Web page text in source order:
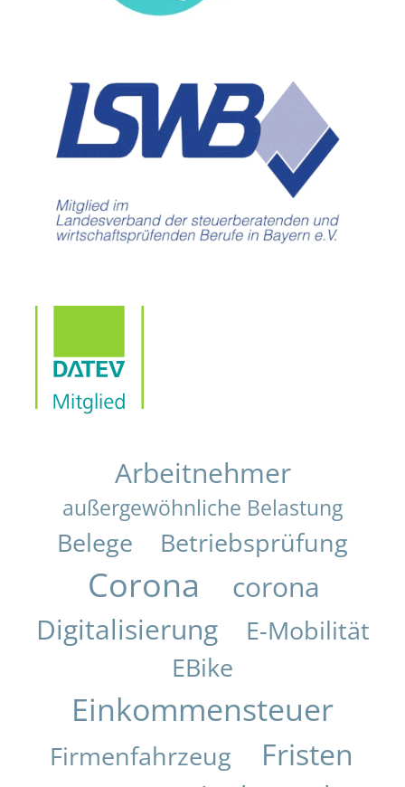
Arbeitnehmer
außergewöhnliche Belastung
Belege Betriebsprüfung
Corona
corona
Digitalisierung
E-Mobilität
EBike
Einkommensteuer
Firmenfahrzeug Fristen